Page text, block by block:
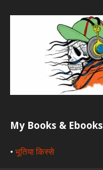
My Books & Ebooks
• भूतिया किस्से